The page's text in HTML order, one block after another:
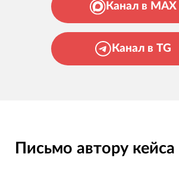
Канал в MAX
Канал в TG
Письмо автору кейса